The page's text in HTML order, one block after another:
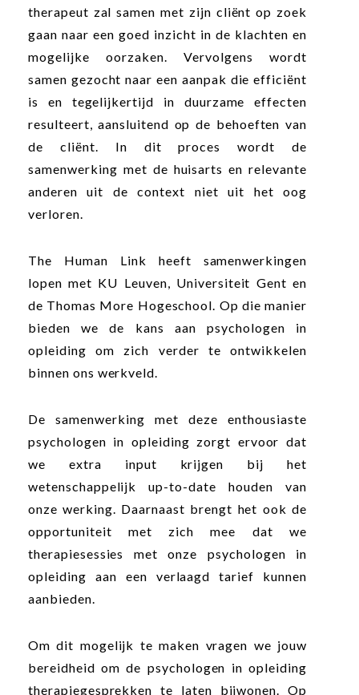
therapeut zal samen met zijn cliënt op zoek
gaan naar een goed inzicht in de klachten en
mogelijke oorzaken. Vervolgens wordt
samen gezocht naar een aanpak die efficiënt
is en tegelijkertijd in duurzame effecten
resulteert, aansluitend op de behoeften van
de cliënt. In dit proces wordt de
samenwerking met de huisarts en relevante
anderen uit de context niet uit het oog
verloren.
The Human Link heeft samenwerkingen
lopen met KU Leuven, Universiteit Gent en
de Thomas More Hogeschool. Op die manier
bieden we de kans aan psychologen in
opleiding om zich verder te ontwikkelen
binnen ons werkveld.
De samenwerking met deze enthousiaste
psychologen in opleiding zorgt ervoor dat
we extra input krijgen bij het
wetenschappelijk up-to-date houden van
onze werking. Daarnaast brengt het ook de
opportuniteit met zich mee dat we
therapiesessies met onze psychologen in
opleiding aan een verlaagd tarief kunnen
aanbieden.
Om dit mogelijk te maken vragen we jouw
bereidheid om de psychologen in opleiding
therapiegesprekken te laten bijwonen. Op